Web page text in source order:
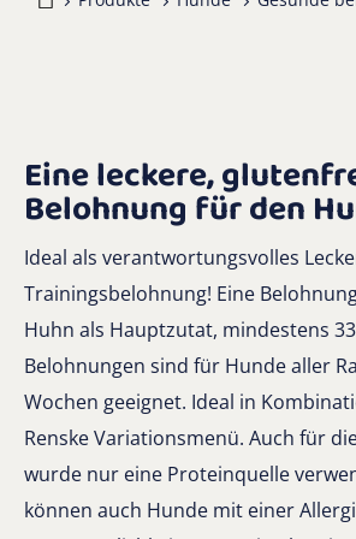
Eine leckere,
Belohnung für den
Ideal als verantwortungsvolles
Trainingsbelohnung! Eine
Huhn als Hauptzutat, mindestens
Belohnungen sind für Hunde aller
Wochen geeignet. Ideal in
Renske Variationsmenü. Auch für
wurde nur eine Proteinquelle
können auch Hunde mit einer